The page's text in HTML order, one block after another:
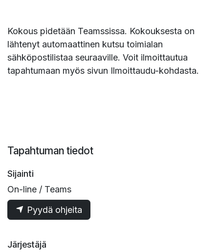
Kokous pidetään Teamssissa. Kokouksesta on
lähtenyt automaattinen kutsu toimialan
sähköpostilistaa seuraaville. Voit ilmoittautua
tapahtumaan myös sivun Ilmoittaudu-kohdasta.
Tapahtuman tiedot
Sijainti
On-line / Teams
Pyydä ohjeita
Järjestäjä